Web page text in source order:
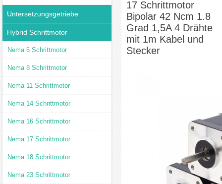
Untersetzungsgetriebe
Hybrid Schrittmotor
Nema 6 Schrittmotor
Nema 8 Schrittmotor
Nema 11 Schrittmotor
Nema 14 Schrittmotor
Nema 16 Schrittmotor
Nema 17 Schrittmotor
Nema 18 Schrittmotor
Nema 23 Schrittmotor
17 Schrittmotor
Bipolar 42 Ncm 1.8
Grad 1,5A 4 Drähte
mit 1m Kabel und
Stecker